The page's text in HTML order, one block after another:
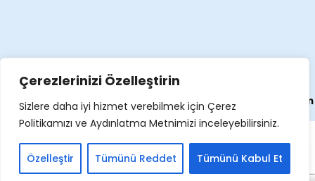
Çerezlerinizi Özelleştirin
Sizlere daha iyi hizmet verebilmek için Çerez
Politikamızı ve Aydınlatma Metnimizi inceleyebilirsiniz.
Özelleştir Tümünü Reddet Tümünü Kabul Et
Web sitemiz Haber Sitesi olarak Opencart Global
tarafından
yapılmıştır